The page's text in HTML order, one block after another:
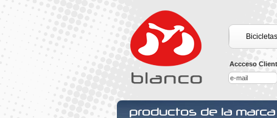
Accceso
productos de la